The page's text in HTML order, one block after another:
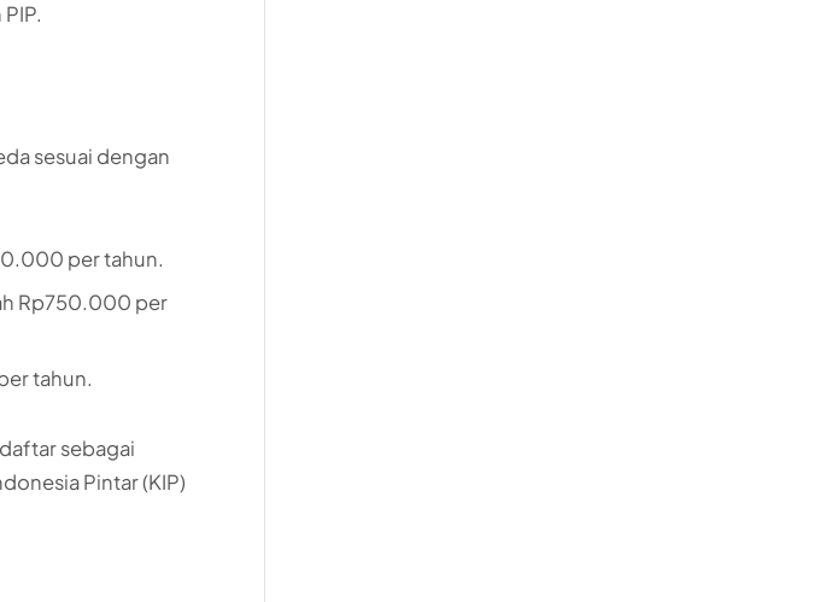
sesuai dengan
per tahun.
Rp750.000 per
tahun.
sebagai
Pintar (KIP)